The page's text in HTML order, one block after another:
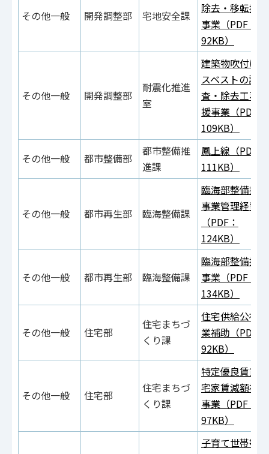
その他一般 開発調整部 宅地安全課
除去・移転推進
事業（PDF：
92KB）
その他一般 開発調整部
耐震化推進
室
建築物吹付けア
スベストの調
査・除去工事支
援事業（PDF：
109KB）
その他一般 都市整備部
都市整備推
進課
鳳上線（PDF：
111KB）
その他一般 都市再生部 臨海整備課
臨海部整備推進
事業管理経費
（PDF：
124KB）
その他一般 都市再生部 臨海整備課
臨海部整備推進
事業（PDF：
134KB）
その他一般 住宅部
住宅まちづ
くり課
住宅供給公社事
業補助（PDF：
92KB）
その他一般 住宅部
住宅まちづ
くり課
特定優良賃貸住
宅家賃減額補助
事業（PDF：
97KB）
子育て世帯等住